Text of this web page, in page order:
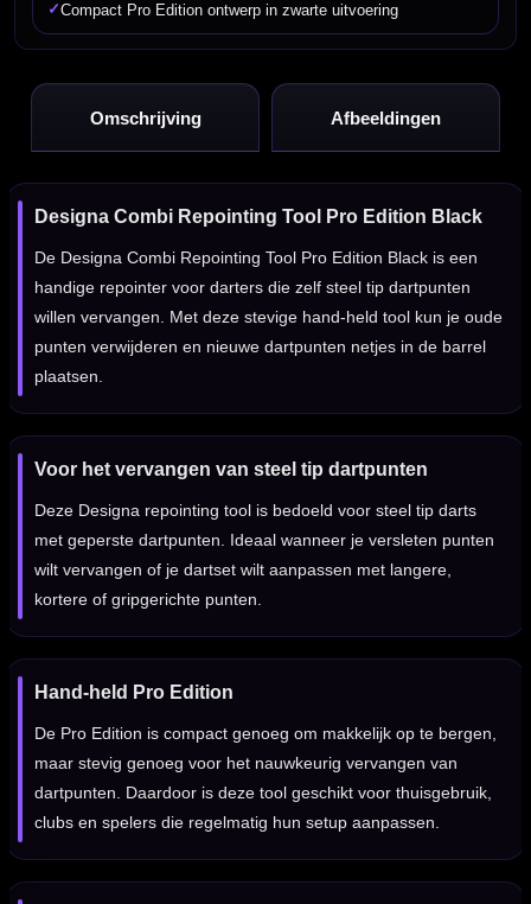
✓Compact Pro Edition ontwerp in zwarte uitvoering
Omschrijving Afbeeldingen
Designa Combi Repointing Tool Pro Edition Black
De Designa Combi Repointing Tool Pro Edition Black is een
handige repointer voor darters die zelf steel tip dartpunten
willen vervangen. Met deze stevige hand-held tool kun je oude
punten verwijderen en nieuwe dartpunten netjes in de barrel
plaatsen.
Voor het vervangen van steel tip dartpunten
Deze Designa repointing tool is bedoeld voor steel tip darts
met geperste dartpunten. Ideaal wanneer je versleten punten
wilt vervangen of je dartset wilt aanpassen met langere,
kortere of gripgerichte punten.
Hand-held Pro Edition
De Pro Edition is compact genoeg om makkelijk op te bergen,
maar stevig genoeg voor het nauwkeurig vervangen van
dartpunten. Daardoor is deze tool geschikt voor thuisgebruik,
clubs en spelers die regelmatig hun setup aanpassen.